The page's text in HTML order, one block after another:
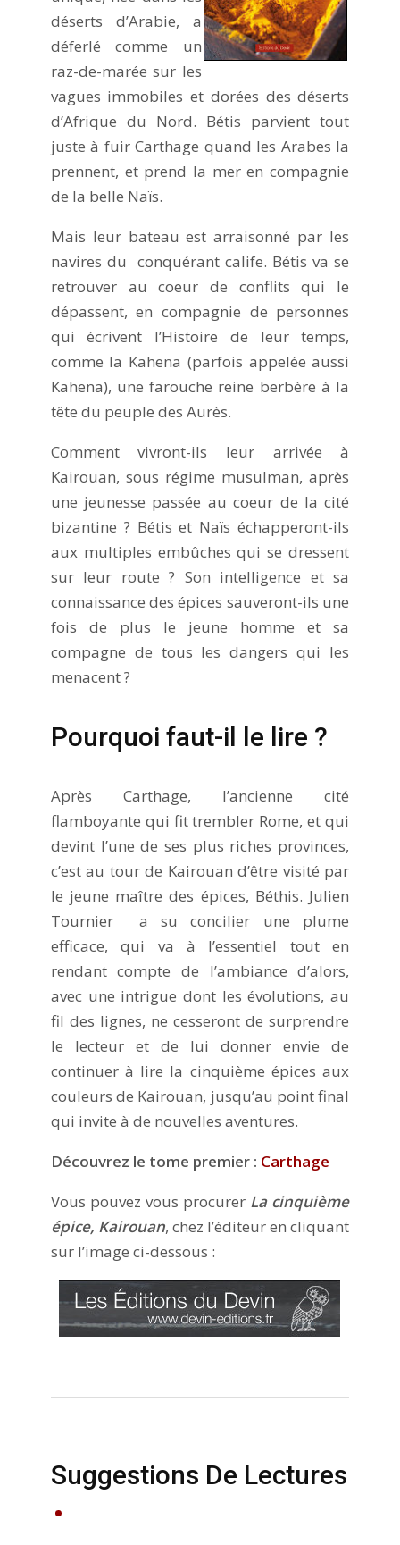
déserts d’Arabie, a
déferlé comme un
raz-de-marée sur les
vagues immobiles et dorées des déserts
d’Afrique du Nord. Bétis parvient tout
juste à fuir Carthage quand les Arabes la
prennent, et prend la mer en compagnie
de la belle Naïs.
Mais leur bateau est arraisonné par les
navires du conquérant calife. Bétis va se
retrouver au coeur de conflits qui le
dépassent, en compagnie de personnes
qui écrivent l’Histoire de leur temps,
comme la Kahena (parfois appelée aussi
Kahena), une farouche reine berbère à la
tête du peuple des Aurès.
Comment vivront-ils leur arrivée à
Kairouan, sous régime musulman, après
une jeunesse passée au coeur de la cité
bizantine ? Bétis et Naïs échapperont-ils
aux multiples embûches qui se dressent
sur leur route ? Son intelligence et sa
connaissance des épices sauveront-ils une
fois de plus le jeune homme et sa
compagne de tous les dangers qui les
menacent ?
Pourquoi faut-il le lire ?
Après Carthage, l’ancienne cité
flamboyante qui fit trembler Rome, et qui
devint l’une de ses plus riches provinces,
c’est au tour de Kairouan d’être visité par
le jeune maître des épices, Béthis. Julien
Tournier a su concilier une plume
efficace, qui va à l’essentiel tout en
rendant compte de l’ambiance d’alors,
avec une intrigue dont les évolutions, au
fil des lignes, ne cesseront de surprendre
le lecteur et de lui donner envie de
continuer à lire la cinquième épices aux
couleurs de Kairouan, jusqu’au point final
qui invite à de nouvelles aventures.
Découvrez le tome premier : Carthage
Vous pouvez vous procurer La cinquième
épice, Kairouan, chez l’éditeur en cliquant
sur l’image ci-dessous :
Suggestions De Lectures